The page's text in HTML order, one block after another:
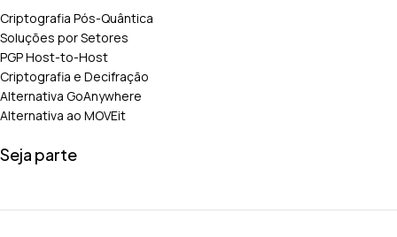
Criptografia Pós-Quântica
Soluções por Setores
PGP Host-to-Host
Criptografia e Decifração
Alternativa GoAnywhere
Alternativa ao MOVEit
Seja parte